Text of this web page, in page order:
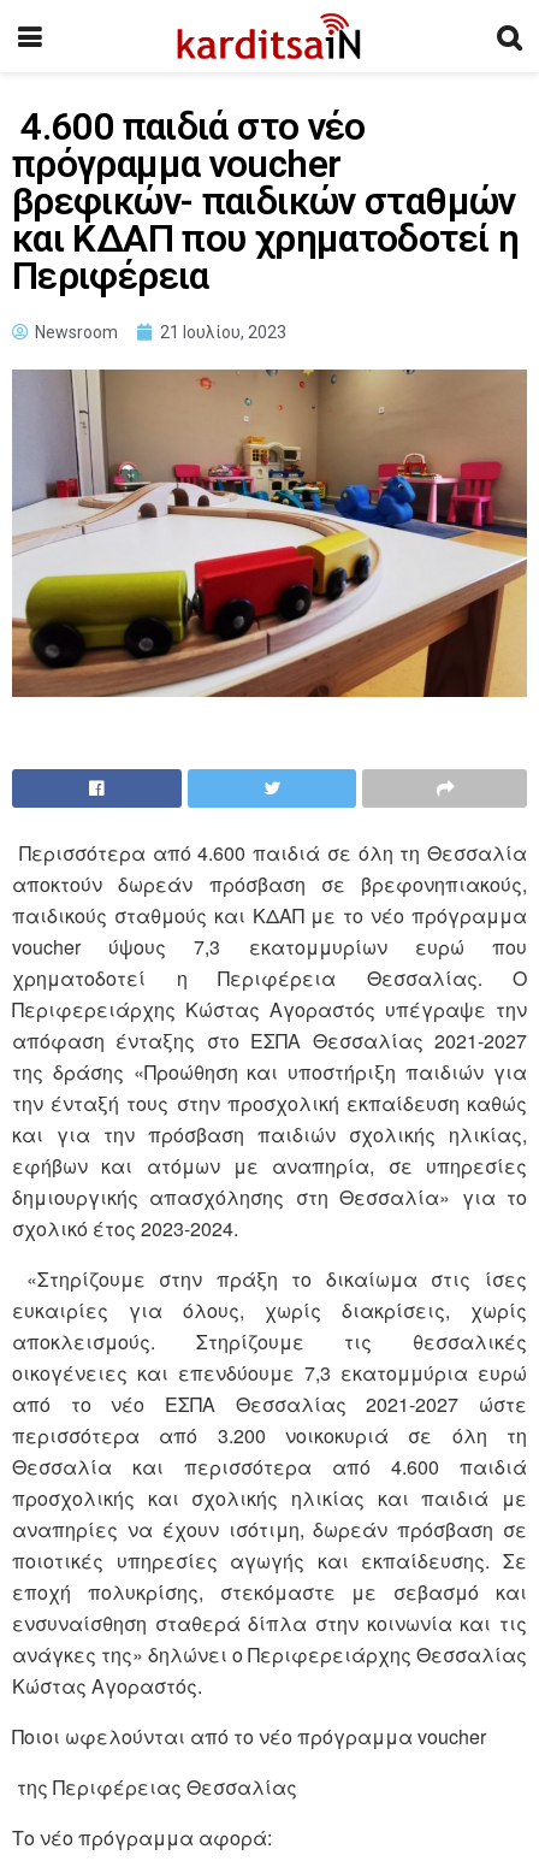
4.600 παιδιά στο νέο
πρόγραμμα voucher
βρεφικών- παιδικών σταθμών
και ΚΔΑΠ που χρηματοδοτεί η
Περιφέρεια
Newsroom 21 Ιουλίου, 2023
Περισσότερα από 4.600 παιδιά σε όλη τη Θεσσαλία
αποκτούν δωρεάν πρόσβαση σε βρεφονηπιακούς,
παιδικούς σταθμούς και ΚΔΑΠ με το νέο πρόγραμμα
voucher ύψους 7,3 εκατομμυρίων ευρώ που
χρηματοδοτεί η Περιφέρεια Θεσσαλίας. Ο
Περιφερειάρχης Κώστας Αγοραστός υπέγραψε την
απόφαση ένταξης στο ΕΣΠΑ Θεσσαλίας 2021-2027
της δράσης «Προώθηση και υποστήριξη παιδιών για
την ένταξή τους στην προσχολική εκπαίδευση καθώς
και για την πρόσβαση παιδιών σχολικής ηλικίας,
εφήβων και ατόμων με αναπηρία, σε υπηρεσίες
δημιουργικής απασχόλησης στη Θεσσαλία» για το
σχολικό έτος 2023-2024.
«Στηρίζουμε στην πράξη το δικαίωμα στις ίσες
ευκαιρίες για όλους, χωρίς διακρίσεις, χωρίς
αποκλεισμούς. Στηρίζουμε τις θεσσαλικές
οικογένειες και επενδύουμε 7,3 εκατομμύρια ευρώ
από το νέο ΕΣΠΑ Θεσσαλίας 2021-2027 ώστε
περισσότερα από 3.200 νοικοκυριά σε όλη τη
Θεσσαλία και περισσότερα από 4.600 παιδιά
προσχολικής και σχολικής ηλικίας και παιδιά με
αναπηρίες να έχουν ισότιμη, δωρεάν πρόσβαση σε
ποιοτικές υπηρεσίες αγωγής και εκπαίδευσης. Σε
εποχή πολυκρίσης, στεκόμαστε με σεβασμό και
ενσυναίσθηση σταθερά δίπλα στην κοινωνία και τις
ανάγκες της» δηλώνει ο Περιφερειάρχης Θεσσαλίας
Κώστας Αγοραστός.
Ποιοι ωφελούνται από το νέο πρόγραμμα voucher
της Περιφέρειας Θεσσαλίας
Το νέο πρόγραμμα αφορά: